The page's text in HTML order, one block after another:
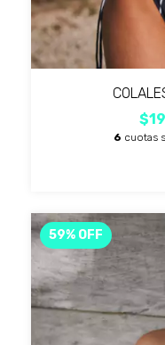
6 cuotas
59% OFF